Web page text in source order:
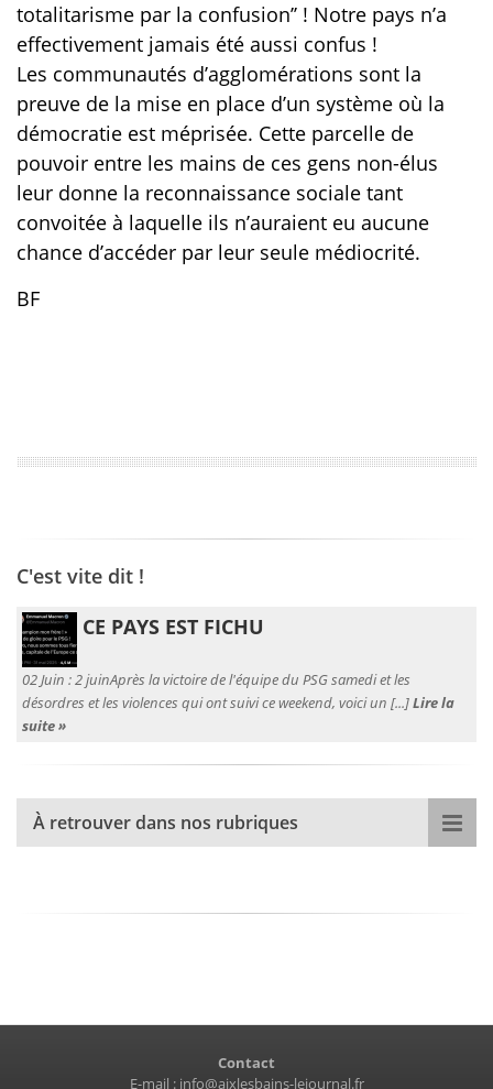
totalitarisme par la confusion’’ ! Notre pays n’a
effectivement jamais été aussi confus !
Les communautés d’agglomérations sont la
preuve de la mise en place d’un système où la
démocratie est méprisée. Cette parcelle de
pouvoir entre les mains de ces gens non-élus
leur donne la reconnaissance sociale tant
convoitée à laquelle ils n’auraient eu aucune
chance d’accéder par leur seule médiocrité.
BF
C'est vite dit !
CE PAYS EST FICHU
02 Juin :2 juinAprès la victoire de l'équipe du PSG samedi et les
désordres et les violences qui ont suivi ce weekend, voici un [...]Lire la
suite »
À retrouver dans nos rubriques
Contact
E-mail : info@aixlesbains-lejournal.fr